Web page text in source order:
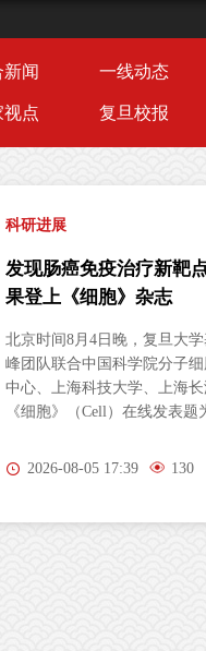
闻 一线动态
视点 复旦校报
科研进展
发现肠癌免疫治疗新靶
果登上《细胞》杂志
北京时间8月4日晚，复旦大
峰团队联合中国科学院分子
中心、上海科技大学、上海
《细胞》（Cell）在线发表题
Immunity in Colorectal Cancer
2026-08-05 17:39 130